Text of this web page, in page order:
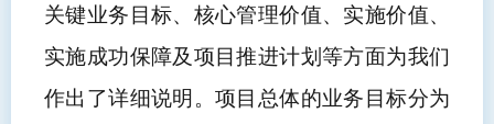
关键业务目标、核心管理价值、实施价值、
实施成功保障及项目推进计划等方面为我们
作出了详细说明。项目总体的业务目标分为